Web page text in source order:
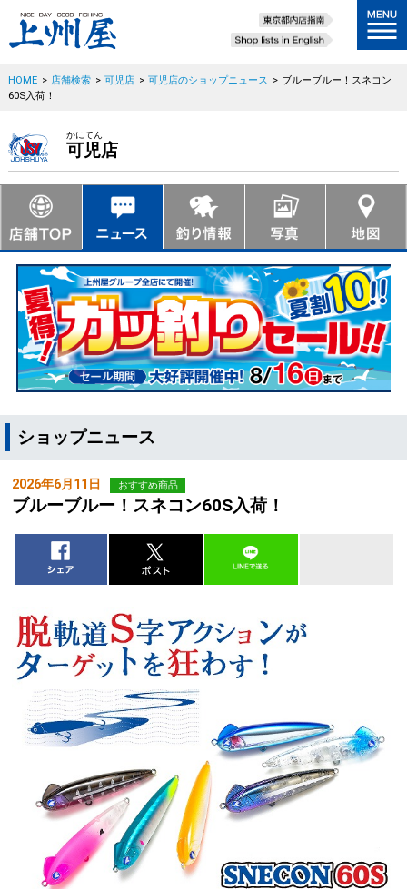
HOME > 店舗検索 > 可児店 > 可児店のショップニュース > ブルーブルー！スネコン
60S入荷！
かにてん
可児店
ショップニュース
2026年6月11日 おすすめ商品
ブルーブルー！スネコン60S入荷！